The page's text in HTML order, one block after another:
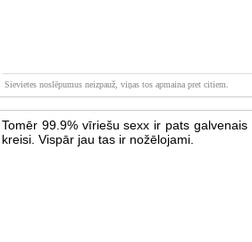
Sievietes noslēpumus neizpauž, viņas tos apmaina pret citiem.
Tomēr 99.9% vīriešu sexx ir pats
kreisi. Vispār jau tas ir nožēlojami.